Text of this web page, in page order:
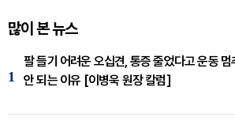
많이 본 뉴스
1
팔 들기 어려운 오십견, 통증 줄었다고 운동 멈
안 되는 이유 [이병욱 원장 칼럼]